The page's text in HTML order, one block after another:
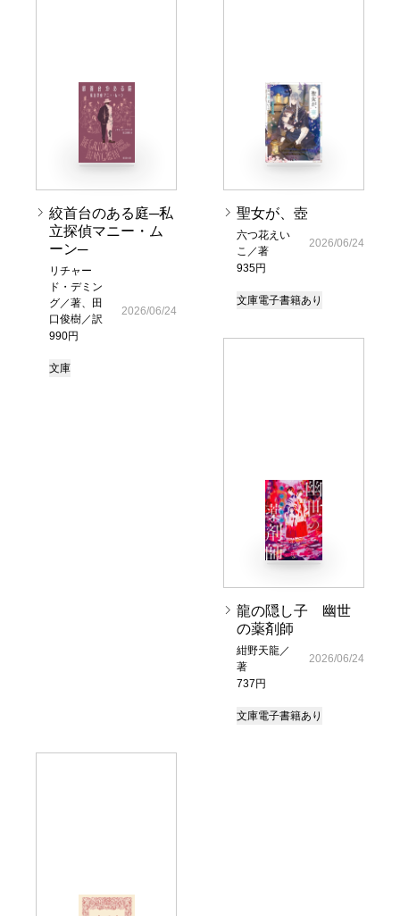
絞首台のある庭─私
立探偵マニー・ム
ーン─
リチャー
ド・デミン
グ／著、田
口俊樹／訳
990円
2026/06/24
文庫
聖女が、壺
六つ花えい
こ／著
935円
2026/06/24
文庫電子書籍あり
龍の隠し子 幽世
の薬剤師
紺野天龍／
著
737円
2026/06/24
文庫電子書籍あり